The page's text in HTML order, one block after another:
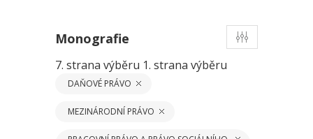
Monografie
7. strana výběru 1. strana výběru
DAŇOVÉ PRÁVO
MEZINÁRODNÍ PRÁVO